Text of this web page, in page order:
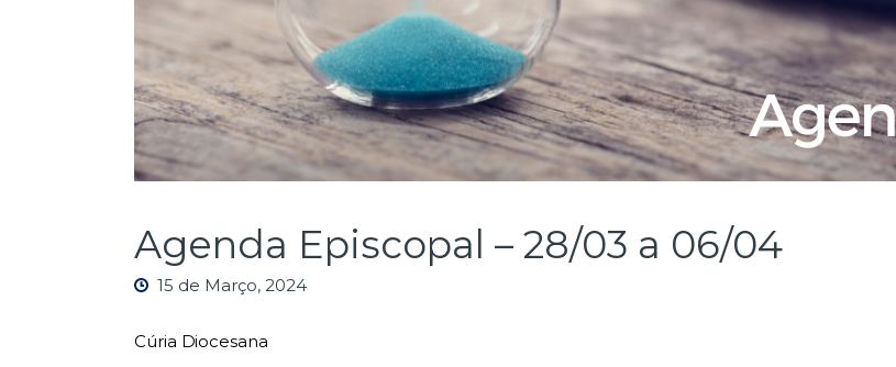
Agenda Episcopal – 28/03 a 06/04
15 de Março, 2024
Cúria Diocesana